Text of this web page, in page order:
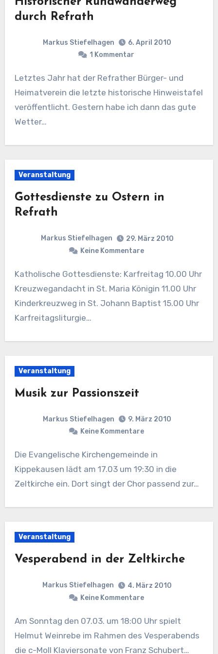
durch Refrath
Markus Stiefelhagen
6. April 2010
1 Kommentar
Letztes Jahr hat der Refrather Bürger- und
Heimatverein die letzte historische Hinweistafel
veröffentlicht. Gestern habe ich dann das gute
Wetter…
Veranstaltung
Gottesdienste zu Ostern in
Refrath
Markus Stiefelhagen
29. März 2010
Keine Kommentare
Katholische Gottesdienste: Karfreitag 10.00 Uhr
Kreuzwegandacht in St. Maria Königin 11.00 Uhr
Kinderkreuzweg in St. Johann Baptist 15.00 Uhr
Karfreitagsliturgie…
Veranstaltung
Musik zur Passionszeit
Markus Stiefelhagen
9. März 2010
Keine Kommentare
Die Evangelische Kirchengemeinde in
Kippekausen lädt am 17.03 um 19:30 in die
Zeltkirche ein. Dort singt der Chor passend zur…
Veranstaltung
Vesperabend in der Zeltkirche
Markus Stiefelhagen
4. März 2010
Keine Kommentare
Am Sonntag den 07.03. um 18:00 Uhr spielt
Helmut Weinrebe im Rahmen des Vesperabends
die c-Moll Klaviersonate von Franz Schubert…